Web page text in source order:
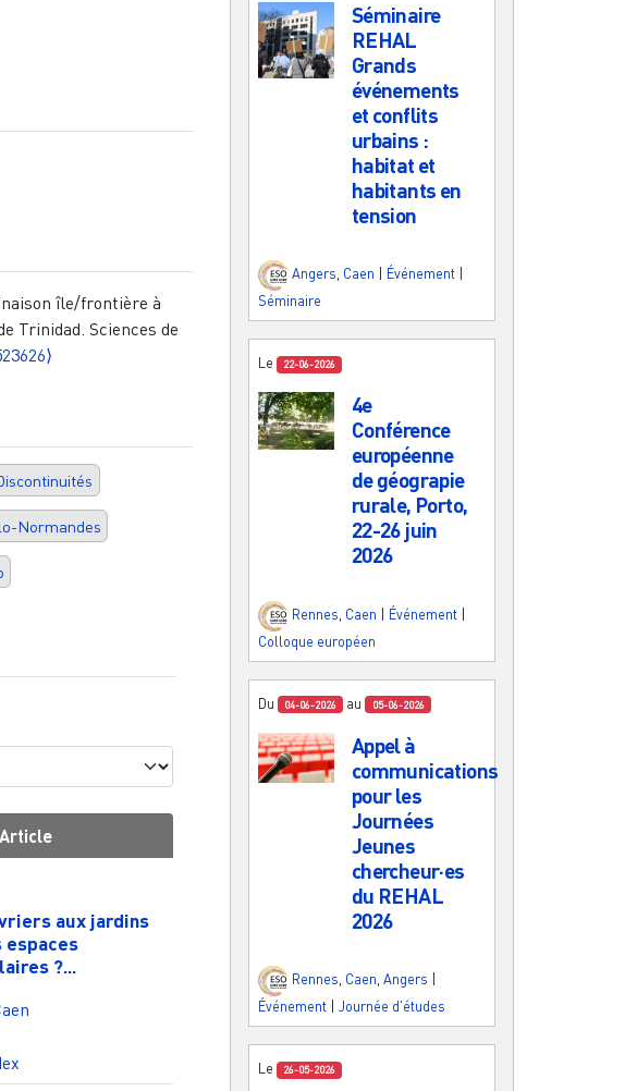
île/frontière à
Trinidad. Sciences de
Normandes
Article
aux jardins
espaces
?...
Séminaire
REHAL
Grands
événements
et conflits
urbains :
habitat et
habitants en
tension
Angers, Caen Événement
Séminaire
Le 22-06-2026
4e
Conférence
européenne
de géograpie
rurale, Porto,
22-26 juin
2026
Rennes Caen Événement
Colloque européen
Du 04-06-2026 au 05-06-2026
Appel à
communications
pour les
Journées
Jeunes
chercheur·es
du REHAL
2026
Rennes, Caen, Angers
Événement
Journée d'études
Le 26-05-2026